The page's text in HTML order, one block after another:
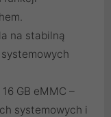
na stabilną
GB eMMC –
systemowych i